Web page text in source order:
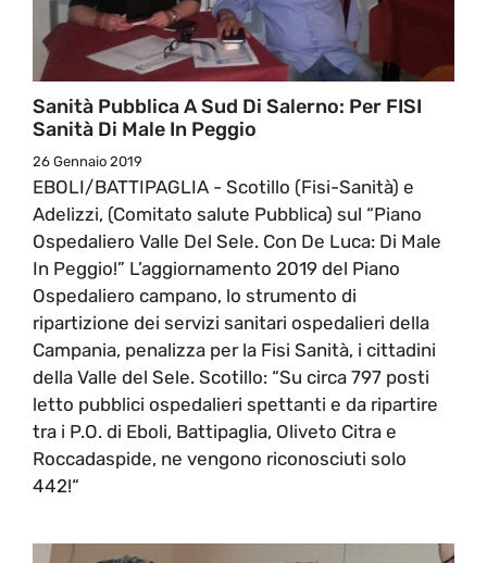
Sanità Pubblica A Sud Di Salerno: Per FISI
Sanità Di Male In Peggio
26 Gennaio 2019
EBOLI/BATTIPAGLIA - Scotillo (Fisi-Sanità) e
Adelizzi, (Comitato salute Pubblica) sul “Piano
Ospedaliero Valle Del Sele. Con De Luca: Di Male
In Peggio!” L’aggiornamento 2019 del Piano
Ospedaliero campano, lo strumento di
ripartizione dei servizi sanitari ospedalieri della
Campania, penalizza per la Fisi Sanità, i cittadini
della Valle del Sele. Scotillo: “Su circa 797 posti
letto pubblici ospedalieri spettanti e da ripartire
tra i P.O. di Eboli, Battipaglia, Oliveto Citra e
Roccadaspide, ne vengono riconosciuti solo
442!“